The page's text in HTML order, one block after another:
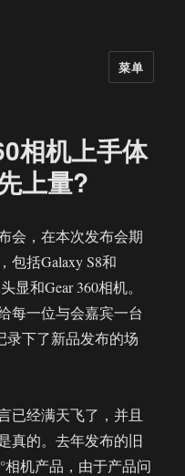
菜单
相机上手体
上量?
会，在本次发布会期
包括Galaxy S8和
显和Gear 360相机。
每一位与会嘉宾一台
录下了新品发布的场
已经满天飞了，并且
真的。去年发布的旧
相机产品，由于产品问